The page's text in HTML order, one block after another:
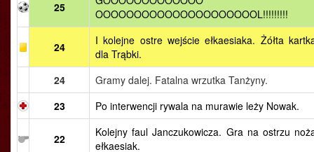
25
OOOOOOOOOOOOOOOOOOOOOL!!!!!!!!!
24
I kolejne ostre wejście ełkaesiaka. Żółta
dla Trąbki.
24
Gramy dalej. Fatalna wrzutka Tanżyny.
23
Po interwencji rywala na murawie leży Nowak.
22
Kolejny faul Janczukowicza. Gra na ostrzu
ełkaesiak.